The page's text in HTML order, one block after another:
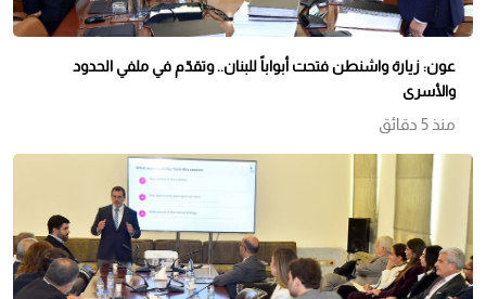
عون: زيارة واشنطن فتحت أبواباً للبنان.. وتقدّم في ملفي الحدود
والأسرى
منذ 5 دقائق